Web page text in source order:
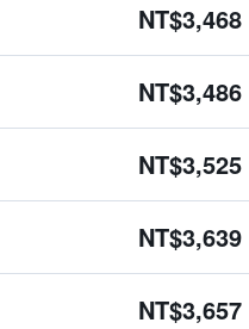
NT$3,468
NT$3,486
NT$3,525
NT$3,639
NT$3,657